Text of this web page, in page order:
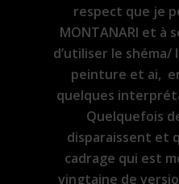
respect que je
MONTANARI et à
d’utiliser le
peinture et ai,
quelques
Quelquefois
disparaissent et
cadrage qui est
vingtaine de